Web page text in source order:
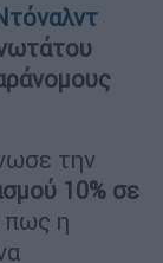
την
10% σε
πως η